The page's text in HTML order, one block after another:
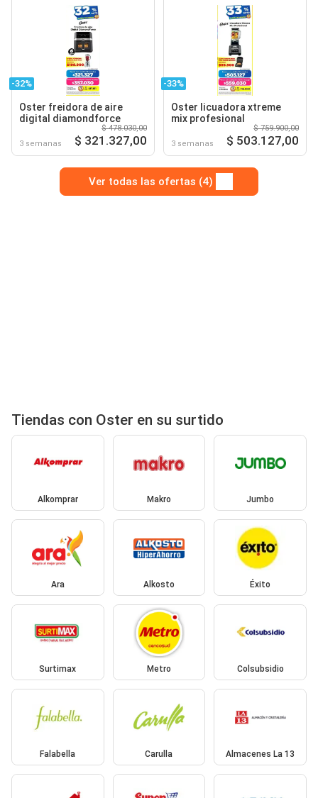
-32%
Oster freidora de aire
digital diamondforce
3 semanas
$ 478.030,00
$ 321.327,00
-33%
Oster licuadora xtreme
mix profesional
3 semanas
$ 759.900,00
$ 503.127,00
Ver todas las ofertas (4)
Tiendas con Oster en su surtido
Alkomprar Makro Jumbo
Ara Alkosto Éxito
Surtimax Metro Colsubsidio
Falabella Carulla Almacenes La 13